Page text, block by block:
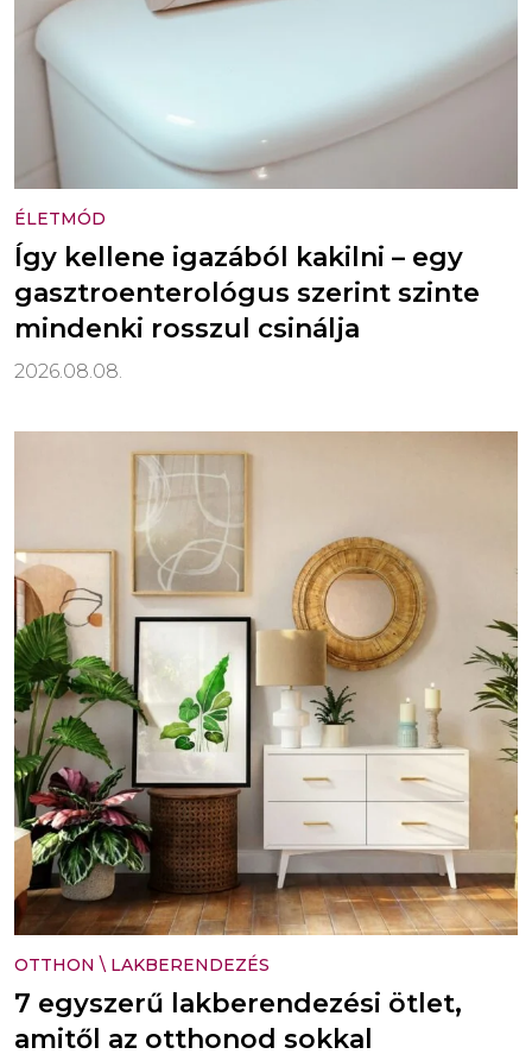
ÉLETMÓD
Így kellene igazából kakilni – egy
gasztroenterológus szerint szinte
mindenki rosszul csinálja
2026.08.08.
OTTHON \ LAKBERENDEZÉS
7 egyszerű lakberendezési ötlet,
amitől az otthonod sokkal